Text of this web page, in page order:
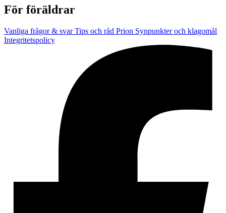
För föräldrar
Vanliga frågor & svarTips och råd Prion Synpunkter och klagomål
Integritetspolicy